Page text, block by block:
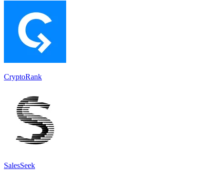
CryptoRank
SalesSeek